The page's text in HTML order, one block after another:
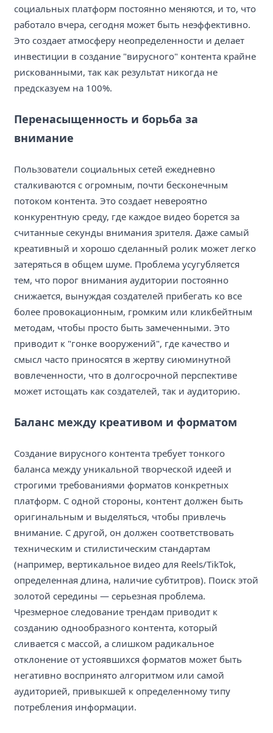
социальных платформ постоянно меняются, и то, что
работало вчера, сегодня может быть неэффективно.
Это создает атмосферу неопределенности и делает
инвестиции в создание "вирусного" контента крайне
рискованными, так как результат никогда не
предсказуем на 100%.
Перенасыщенность и борьба за
внимание
Пользователи социальных сетей ежедневно
сталкиваются с огромным, почти бесконечным
потоком контента. Это создает невероятно
конкурентную среду, где каждое видео борется за
считанные секунды внимания зрителя. Даже самый
креативный и хорошо сделанный ролик может легко
затеряться в общем шуме. Проблема усугубляется
тем, что порог внимания аудитории постоянно
снижается, вынуждая создателей прибегать ко все
более провокационным, громким или кликбейтным
методам, чтобы просто быть замеченными. Это
приводит к "гонке вооружений", где качество и
смысл часто приносятся в жертву сиюминутной
вовлеченности, что в долгосрочной перспективе
может истощать как создателей, так и аудиторию.
Баланс между креативом и форматом
Создание вирусного контента требует тонкого
баланса между уникальной творческой идеей и
строгими требованиями форматов конкретных
платформ. С одной стороны, контент должен быть
оригинальным и выделяться, чтобы привлечь
внимание. С другой, он должен соответствовать
техническим и стилистическим стандартам
(например, вертикальное видео для Reels/TikTok,
определенная длина, наличие субтитров). Поиск этой
золотой середины — серьезная проблема.
Чрезмерное следование трендам приводит к
созданию однообразного контента, который
сливается с массой, а слишком радикальное
отклонение от устоявшихся форматов может быть
негативно воспринято алгоритмом или самой
аудиторией, привыкшей к определенному типу
потребления информации.